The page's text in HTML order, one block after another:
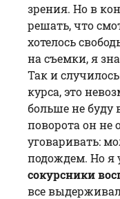
зрения. Но в
решать, что
хотелось
на съемки, я
Так и
курса, это
больше не буду
поворота он не
уговаривать:
подождем. Но я
сокурсники
все